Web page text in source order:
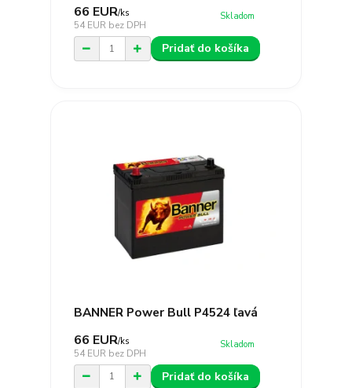
66 EUR/ks
54 EUR bez DPH
Skladom
Pridať do košíka
BANNER Power Bull P4524 ľavá
66 EUR/ks
54 EUR bez DPH
Skladom
Pridať do košíka